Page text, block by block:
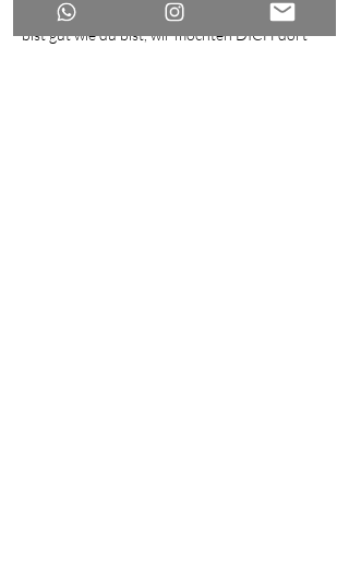
irgendetwas  anderes zu sein als du bist, du
bist gut wie du bist, wir möchten DICH dort